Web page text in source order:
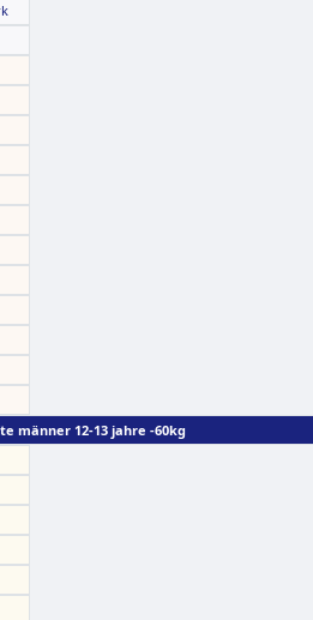
männer 12-13 jahre -60kg